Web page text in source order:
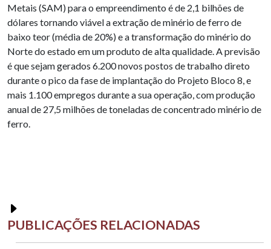
Metais (SAM) para o empreendimento é de 2,1 bilhões de
dólares tornando viável a extração de minério de ferro de
baixo teor (média de 20%) e a transformação do minério do
Norte do estado em um produto de alta qualidade. A previsão
é que sejam gerados 6.200 novos postos de trabalho direto
durante o pico da fase de implantação do Projeto Bloco 8, e
mais 1.100 empregos durante a sua operação, com produção
anual de 27,5 milhões de toneladas de concentrado minério de
ferro.
PUBLICAÇÕES RELACIONADAS